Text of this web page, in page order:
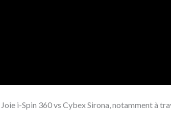
i-Spin 360 vs Cybex Sirona, notamment à